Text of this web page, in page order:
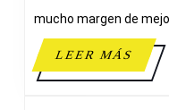
mucho margen de
LEER MÁSLEER
MÁS